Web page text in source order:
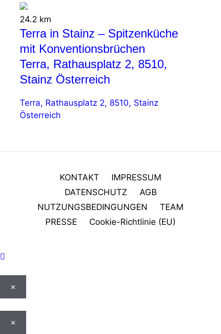
24.2 km
Terra in Stainz – Spitzenküche
mit Konventionsbrüchen
Terra, Rathausplatz 2, 8510,
Stainz Österreich
Terra, Rathausplatz 2, 8510, Stainz
Österreich
KONTAKT
IMPRESSUM
DATENSCHUTZ
AGB
NUTZUNGSBEDINGUNGEN
TEAM
PRESSE
Cookie-Richtlinie (EU)
×
×